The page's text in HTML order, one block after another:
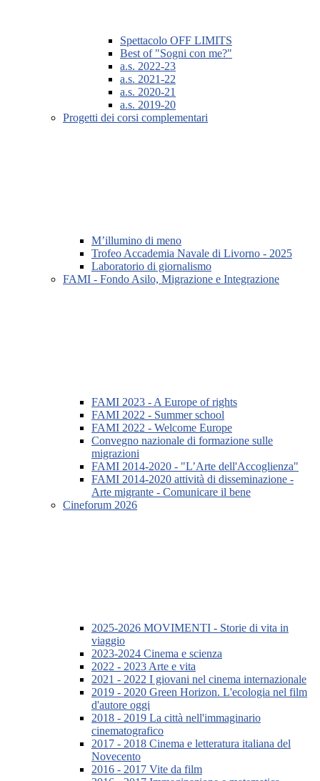
Spettacolo OFF LIMITS
Best of "Sogni con me?"
a.s. 2022-23
a.s. 2021-22
a.s. 2020-21
a.s. 2019-20
Progetti dei corsi complementari
M’illumino di meno
Trofeo Accademia Navale di Livorno - 2025
Laboratorio di giornalismo
FAMI - Fondo Asilo, Migrazione e Integrazione
FAMI 2023 - A Europe of rights
FAMI 2022 - Summer school
FAMI 2022 - Welcome Europe
Convegno nazionale di formazione sulle
migrazioni
FAMI 2014-2020 - "L’Arte dell'Accoglienza"
FAMI 2014-2020 attività di disseminazione -
Arte migrante - Comunicare il bene
Cineforum 2026
2025-2026 MOVIMENTI - Storie di vita in
viaggio
2023-2024 Cinema e scienza
2022 - 2023 Arte e vita
2021 - 2022 I giovani nel cinema internazionale
2019 - 2020 Green Horizon. L'ecologia nel film
d'autore oggi
2018 - 2019 La città nell'immaginario
cinematografico
2017 - 2018 Cinema e letteratura italiana del
Novecento
2016 - 2017 Vite da film